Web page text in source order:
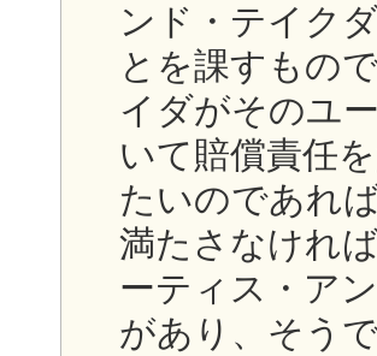
ンド・テイク
とを課すもの
イダがそのユ
いて賠償責任
たいのであれ
満たさなけれ
ーティス・ア
があり、そう